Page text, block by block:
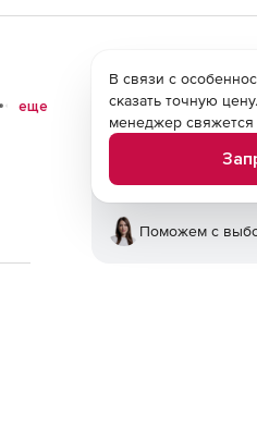
еще
В связи с
сказать точную
менеджер свяжется
Поможем с